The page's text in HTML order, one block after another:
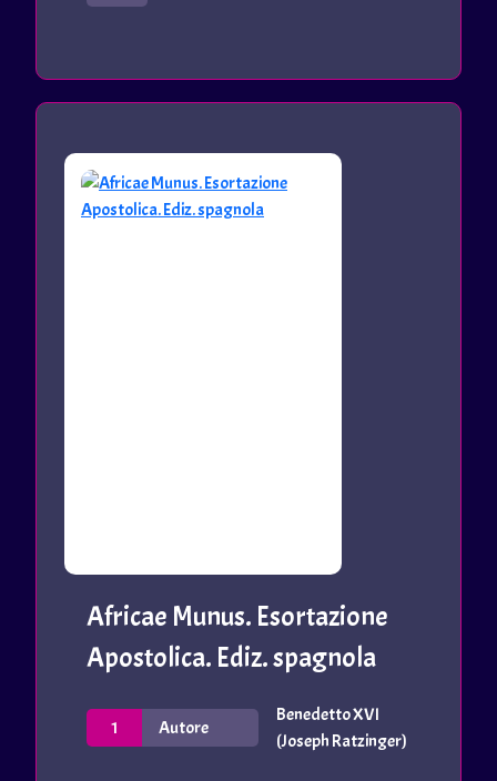
Africae Munus. Esortazione
Apostolica. Ediz. spagnola
1 Autore
Benedetto XVI
(Joseph Ratzinger)